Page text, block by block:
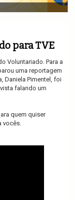
para TVE
Voluntariado. Para a
uma reportagem
Daniela Pimentel, foi
falando um
quem quiser
vocês.